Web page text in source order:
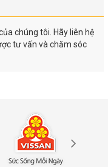
chúng tôi. Hãy liên hệ
tư vấn và chăm sóc